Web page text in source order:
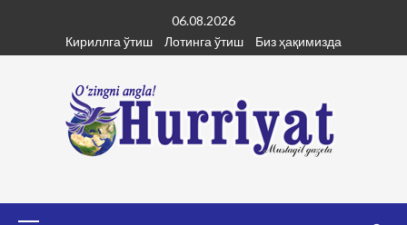
content
06.08.2026
Кириллга ўтиш
Лотинга ўтиш Биз ҳақимизда